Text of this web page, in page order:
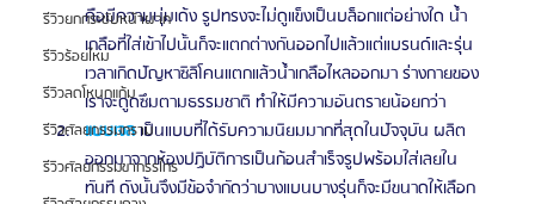
รีวิวยกกระชับหน้าผาก
รีวิวร้อยไหม
รีวิวลดโหนกแก้ม
รีวิวศัลยกรรมกราม
รีวิวศัลยกรรมขากรรไกร
คือมีความนุ่มเด้ง รูปทรงจะไม่ดูแข็งเป็นบล็อกแต่อย่างใด น้ำ
เกลือที่ใส่เข้าไปนั้นก็จะแตกต่างกันออกไปแล้วแต่แบรนด์และรุ่น
เวลาเกิดปัญหาซิลิโคนแตกแล้วน้ำเกลือไหลออกมา ร่างกายของ
เราจะดูดซึมตามธรรมชาติ ทำให้มีความอันตรายน้อยกว่า
แบบเจล เป็นแบบที่ได้รับความนิยมมากที่สุดในปัจจุบัน ผลิต
ออกมาจากห้องปฏิบัติการเป็นก้อนสำเร็จรูปพร้อมใส่เลยใน
ทันที ดังนั้นจึงมีข้อจำกัดว่าบางแบนบางรุ่นก็จะมีขนาดให้เลือก